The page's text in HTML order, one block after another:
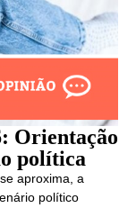
Orientação
política
aproxima, a
político